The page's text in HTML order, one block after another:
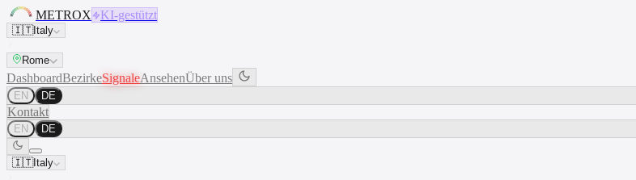
METROX KI-gestützt
🇮🇹Italy
Rome
DashboardBezirkeSignaleAnsehenÜber uns
EN DE
Kontakt
EN DE
🇮🇹Italy